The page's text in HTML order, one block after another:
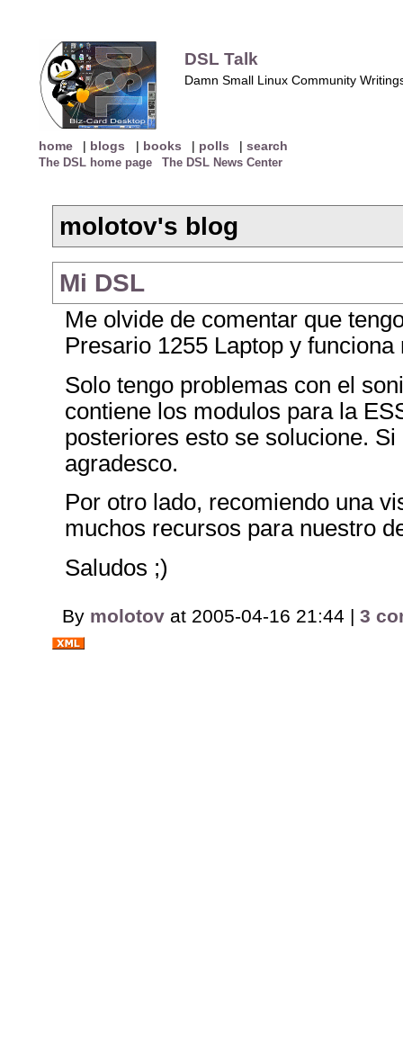
DSL Talk
Damn Small Linux Community
home | blogs | books | polls | search
The DSL home page The DSL News Center
molotov's blog
Mi DSL
Me olvide de comentar que
Presario 1255 Laptop y
Solo tengo problemas con el
contiene los modulos para la
posteriores esto se solucione.
agradesco.
Por otro lado, recomiendo una
muchos recursos para nuestro
Saludos ;)
By molotov at 2005-04-16 21:44 |3